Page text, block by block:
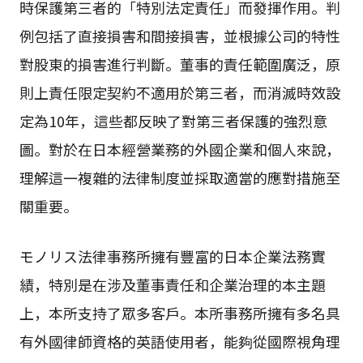
時保護第三者的「特別法定責任」而發揮作用。判
例包括了直接損害和間接損害，並根據公司的特性
對股東的損害進行判斷。董事的責任範圍廣泛，原
則上責任限定契約不適用於第三者，而消滅時效設
定為10年，這些都反映了對第三者保護的強烈意
圖。對於在日本經營業務的外國企業和個人來說，
理解這一複雜的法律制度並採取適當的應對措施至
關重要。
モノリス法律事務所擁有豐富的日本企業法務實
績，特別是在涉及董事責任和企業治理的本主題
上，本所支持了眾多客戶。本所事務所擁有多名具
有外國律師資格的英語使用者，能夠從國際視角理